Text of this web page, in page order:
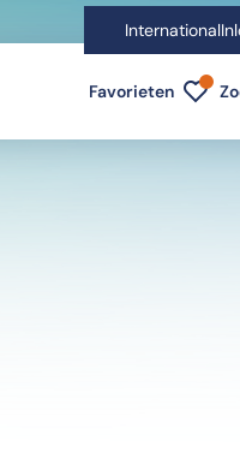
International
Favorieten